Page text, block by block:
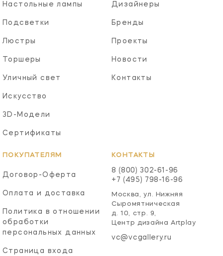
Настольные лампы
Подсветки
Люстры
Торшеры
Уличный свет
Искусство
3D-Модели
Сертификаты
Дизайнеры
Бренды
Проекты
Новости
Контакты
ПОКУПАТЕЛЯМ
Договор-Оферта
Оплата и доставка
Политика в отношении
обработки
персональных данных
Страница входа
КОНТАКТЫ
8 (800) 302-61-96
+7 (495) 798-16-96
Москва, ул. Нижняя
Сыромятническая
д. 10, стр. 9,
Центр дизайна Artplay
vc@vcgallery.ru